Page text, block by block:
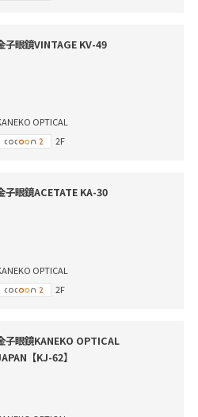
子眼鏡VINTAGE KV-49
OPTICAL
2F
子眼鏡ACETATE KA-30
OPTICAL
2F
子眼鏡KANEKO OPTICAL
【KJ-62】